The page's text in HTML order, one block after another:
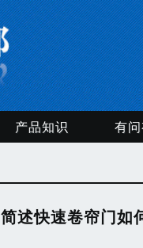
产品知识 有
简述快速卷帘门如